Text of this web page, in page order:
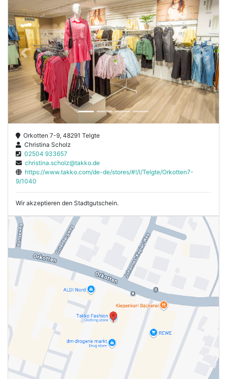
Previous Next
Orkotten 7-9, 48291 Telgte
Christina Scholz
02504 933657
christina.scholz@takko.de
https://www.takko.com/de-de/stores/#!/l/Telgte/Orkotten7-
9/1040
Wir akzeptieren den Stadtgutschein.